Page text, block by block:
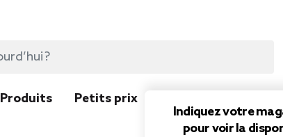
Indiquez votre
pour voir la
Produits Petits prix